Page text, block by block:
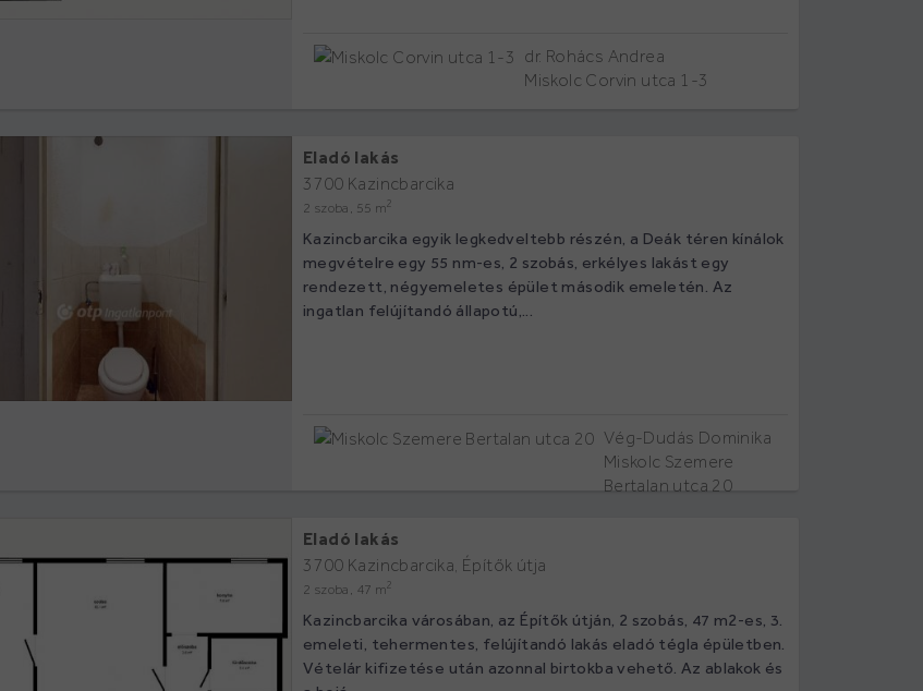
dr. Rohács Andrea
Miskolc Corvin utca 1-3
Eladó lakás
3700 Kazincbarcika
2 szoba, 55 m2
Kazincbarcika egyik legkedveltebb részén, a Deák téren kínálok
megvételre egy 55 nm-es, 2 szobás, erkélyes lakást egy
rendezett, négyemeletes épület második emeletén. Az
ingatlan felújítandó állapotú,...
Vég-Dudás Dominika
Miskolc Szemere
Bertalan utca 20
Eladó lakás
3700 Kazincbarcika, Építők útja
2 szoba, 47 m2
Kazincbarcika városában, az Építők útján, 2 szobás, 47 m2-es, 3.
emeleti, tehermentes, felújítandó lakás eladó tégla épületben.
Vételár kifizetése után azonnal birtokba vehető. Az ablakok és